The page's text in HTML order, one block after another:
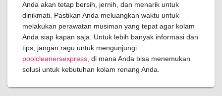
Anda akan tetap bersih, jernih, dan menarik untuk
dinikmati. Pastikan Anda meluangkan waktu untuk
melakukan perawatan musiman yang tepat agar kolam
Anda siap kapan saja. Untuk lebih banyak informasi dan
tips, jangan ragu untuk mengunjungi
poolcleanersexpress , di mana Anda bisa menemukan
solusi untuk kebutuhan kolam renang Anda.